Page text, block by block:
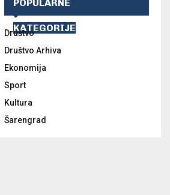
POPULARNE
KATEGORIJE
Društvo
Društvo Arhiva
Ekonomija
Sport
Kultura
Šarengrad